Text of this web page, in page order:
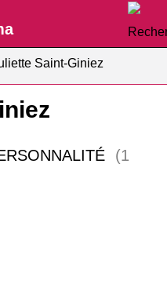
Saint-Giniez
(1